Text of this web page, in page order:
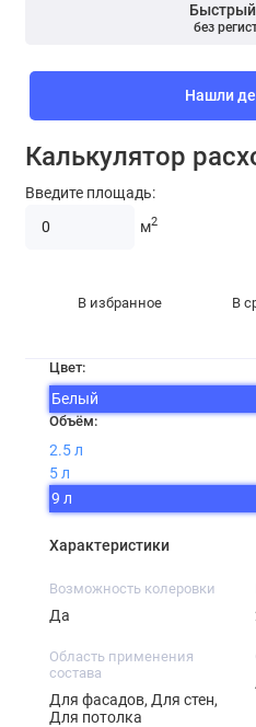
без
Нашли
Калькулятор
Введите площадь:
м2
В избранное В
Цвет:
Белый
Объём:
2.5 л
5 л
9 л
Характеристики
Возможность колеровки
Да
Область применения
состава
Для фасадов, Для стен,
Для потолка